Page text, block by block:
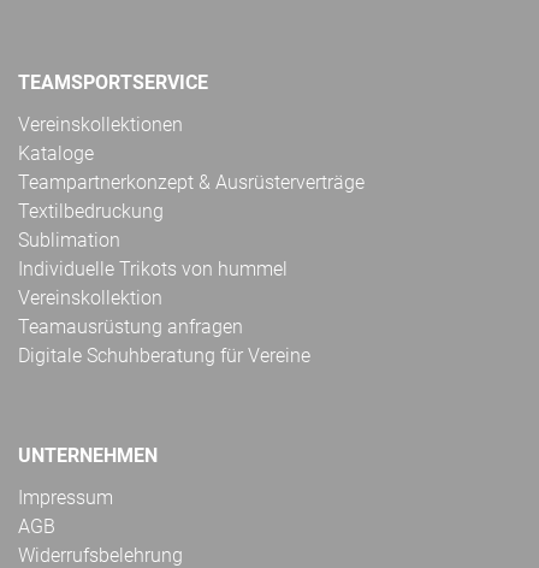
TEAMSPORTSERVICE
Vereinskollektionen
Kataloge
Teampartnerkonzept & Ausrüsterverträge
Textilbedruckung
Sublimation
Individuelle Trikots von hummel
Vereinskollektion
Teamausrüstung anfragen
Digitale Schuhberatung für Vereine
UNTERNEHMEN
Impressum
AGB
Widerrufsbelehrung